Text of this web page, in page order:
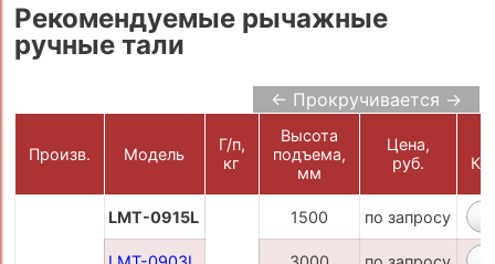
Рекомендуемые рычажные
ручные тали
← Прокручивается →
Произв. Модель
Г/п,
кг
Высота
подъема,
мм
Цена,
руб.
LMT-0915L 1500 по запросу